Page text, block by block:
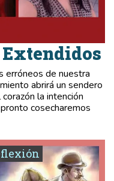
erróneos de nuestra
abrirá un sendero
la intención
cosecharemos